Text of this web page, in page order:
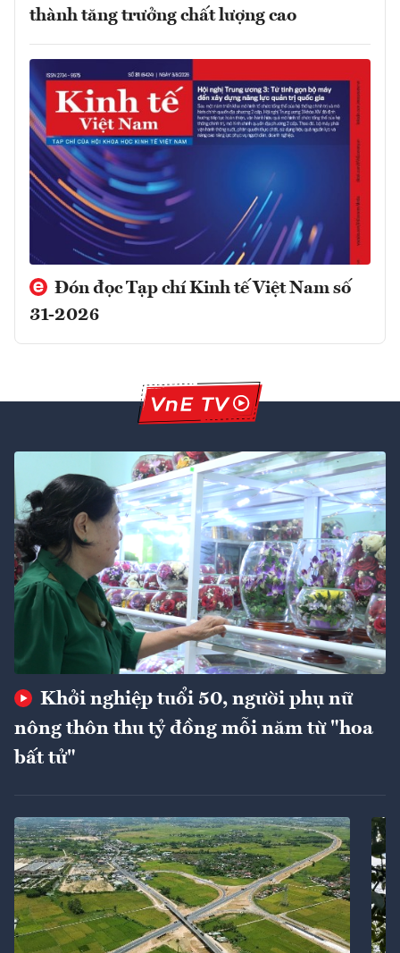
thành tăng trưởng chất lượng cao
Đón đọc Tạp chí Kinh tế Việt Nam số
31-2026
Khởi nghiệp tuổi 50, người phụ nữ
nông thôn thu tỷ đồng mỗi năm từ "hoa
bất tử"